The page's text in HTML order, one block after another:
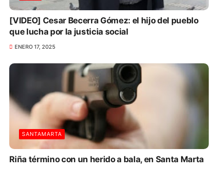
[VIDEO] Cesar Becerra Gómez: el hijo del pueblo
que lucha por la justicia social
ENERO 17, 2025
SANTAMARTA
Riña término con un herido a bala, en Santa Marta